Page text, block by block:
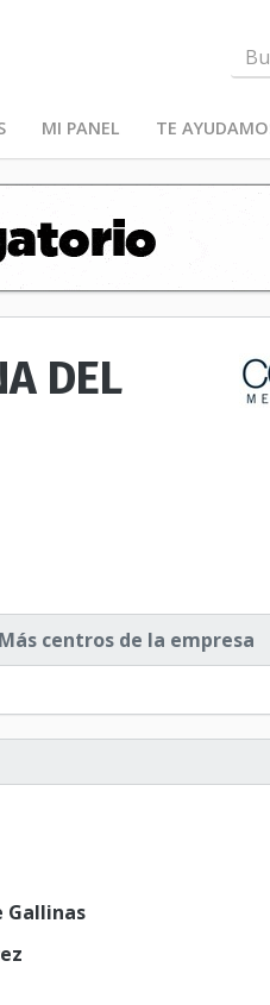
MI PANEL TE
DEL
Más centros de la empresa
Gallinas